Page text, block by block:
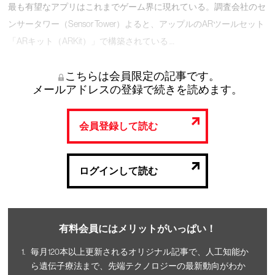
最も有望なアプリはこれまでゲーム界に現れている。調査会社のセ
ンサータワー（Sensor Tower）よると、アップルのARツールセット
「ARキット（ARKit）」で構築されている …
こちらは会員限定の記事です。
メールアドレスの登録で続きを読めます。
会員登録して読む
ログインして読む
有料会員にはメリットがいっぱい！
毎月120本以上更新されるオリジナル記事で、人工知能か
ら遺伝子療法まで、先端テクノロジーの最新動向がわか